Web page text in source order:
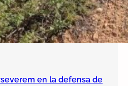
en la defensa de